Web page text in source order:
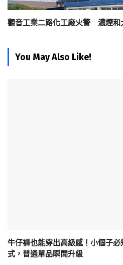
觀音工業二路化工廠火警 濃煙和
You May Also Like!
牛仔褲也能穿出高級感！小個子
式，普通單品瞬間升級